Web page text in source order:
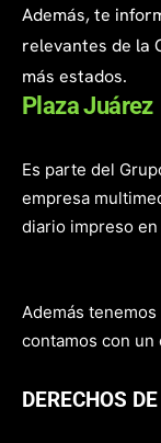
Además, te
relevantes de la
más estados.
Plaza Juárez
Es parte del
empresa
diario impreso
Además
contamos con un
DERECHOS